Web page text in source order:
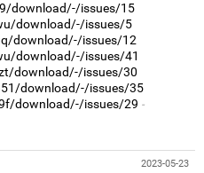
download/-/issues/15
download/-/issues/5
download/-/issues/12
download/-/issues/41
download/-/issues/30
download/-/issues/35
download/-/issues/29
2023-05-23